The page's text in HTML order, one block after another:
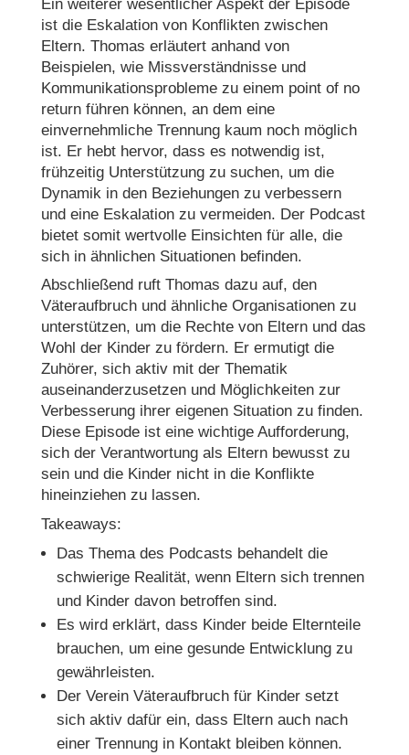
Ein weiterer wesentlicher Aspekt der Episode
ist die Eskalation von Konflikten zwischen
Eltern. Thomas erläutert anhand von
Beispielen, wie Missverständnisse und
Kommunikationsprobleme zu einem point of no
return führen können, an dem eine
einvernehmliche Trennung kaum noch möglich
ist. Er hebt hervor, dass es notwendig ist,
frühzeitig Unterstützung zu suchen, um die
Dynamik in den Beziehungen zu verbessern
und eine Eskalation zu vermeiden. Der Podcast
bietet somit wertvolle Einsichten für alle, die
sich in ähnlichen Situationen befinden.
Abschließend ruft Thomas dazu auf, den
Väteraufbruch und ähnliche Organisationen zu
unterstützen, um die Rechte von Eltern und das
Wohl der Kinder zu fördern. Er ermutigt die
Zuhörer, sich aktiv mit der Thematik
auseinanderzusetzen und Möglichkeiten zur
Verbesserung ihrer eigenen Situation zu finden.
Diese Episode ist eine wichtige Aufforderung,
sich der Verantwortung als Eltern bewusst zu
sein und die Kinder nicht in die Konflikte
hineinziehen zu lassen.
Takeaways:
Das Thema des Podcasts behandelt die
schwierige Realität, wenn Eltern sich trennen
und Kinder davon betroffen sind.
Es wird erklärt, dass Kinder beide Elternteile
brauchen, um eine gesunde Entwicklung zu
gewährleisten.
Der Verein Väteraufbruch für Kinder setzt
sich aktiv dafür ein, dass Eltern auch nach
einer Trennung in Kontakt bleiben können.